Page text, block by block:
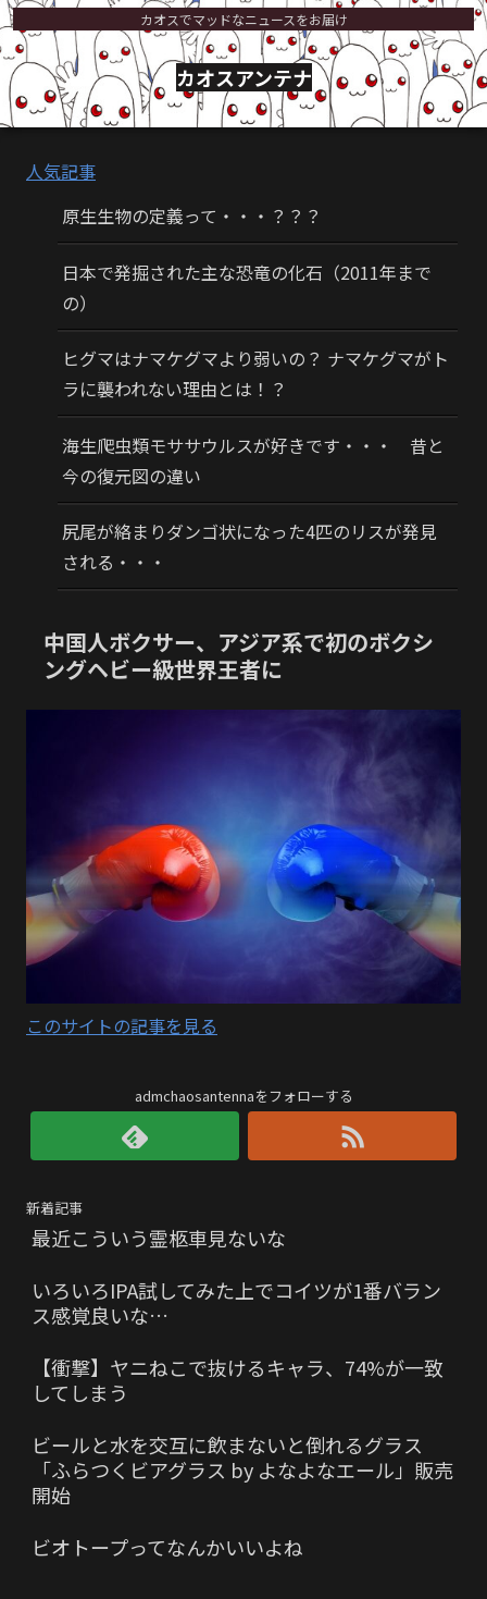
カオスでマッドなニュースをお届け
カオスアンテナ
人気記事
原生生物の定義って・・・？？？
日本で発掘された主な恐竜の化石（2011年まで
の）
ヒグマはナマケグマより弱いの？ ナマケグマがト
ラに襲われない理由とは！？
海生爬虫類モササウルスが好きです・・・ 昔と
今の復元図の違い
尻尾が絡まりダンゴ状になった4匹のリスが発見
される・・・
中国人ボクサー、アジア系で初のボクシ
ングヘビー級世界王者に
このサイトの記事を見る
admchaosantennaをフォローする
新着記事
最近こういう霊柩車見ないな
いろいろIPA試してみた上でコイツが1番バラン
ス感覚良いな…
【衝撃】ヤニねこで抜けるキャラ、74%が一致
してしまう
ビールと水を交互に飲まないと倒れるグラス
「ふらつくビアグラス by よなよなエール」販売
開始
ビオトープってなんかいいよね